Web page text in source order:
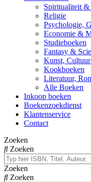
Spiritualiteit &
Religie
Psychologie,
Economie &
Studieboeken
Fantasy &
Kunst,
Kookboeken
Literatuur,
Alle Boeken
Inkoop boeken
Boekenzoekdienst
Klantenservice
Contact
Zoeken
Zoeken
Zoeken
Zoeken